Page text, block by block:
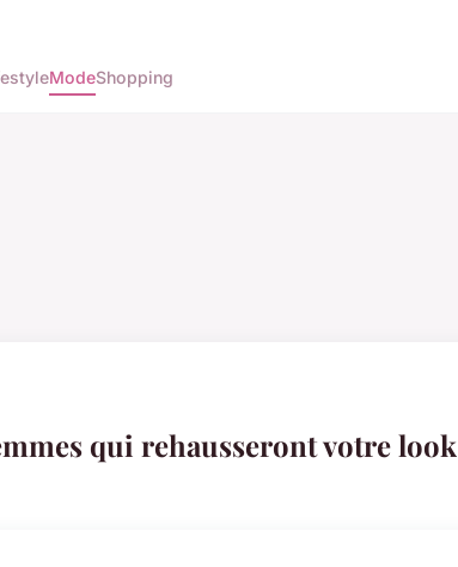
ModeShopping
qui rehausseront votre look